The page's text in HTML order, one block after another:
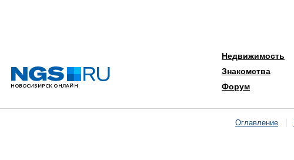
Недвижимость
Знакомства
Форум
Оглавление